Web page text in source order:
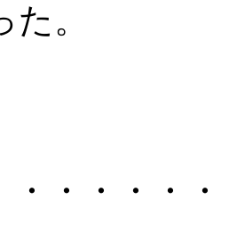
。
・・・・